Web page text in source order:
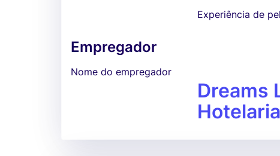
Experiência de
Empregador
Nome do empregador
Dreams